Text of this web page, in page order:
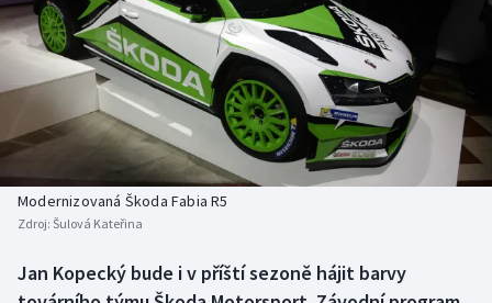
Americký fotbal
Baseball a softbal
Basketbal
Biatlon
NEPŘEHLÉDNĚTE
Soutěže
Historické návraty
Aplikace ČT sport
Modernizovaná Škoda Fabia R5
Zdroj: Šulová Kateřina
Jan Kopecký bude i v příští sezoně hájit barvy